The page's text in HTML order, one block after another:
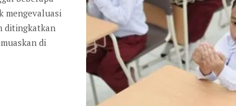
mengevaluasi
ditingkatkan
di